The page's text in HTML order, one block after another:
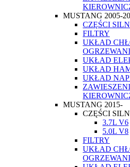
MUSTANG 2005-
CZĘŚCI
FILTRY
UKŁAD
UKŁAD
UKŁAD
UKŁAD
MUSTANG 2015-
CZĘŚCI
3.7L V6
5.0L V8
FILTRY
UKŁAD